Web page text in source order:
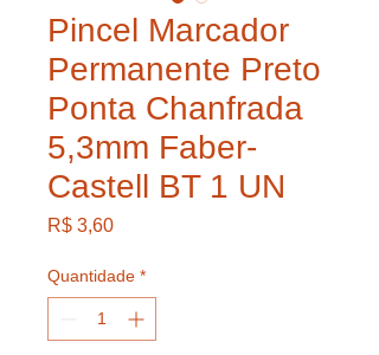
Pincel Marcador
Permanente Preto
Ponta Chanfrada
5,3mm Faber-
Castell BT 1 UN
R$ 3,60Preço
Quantidade *